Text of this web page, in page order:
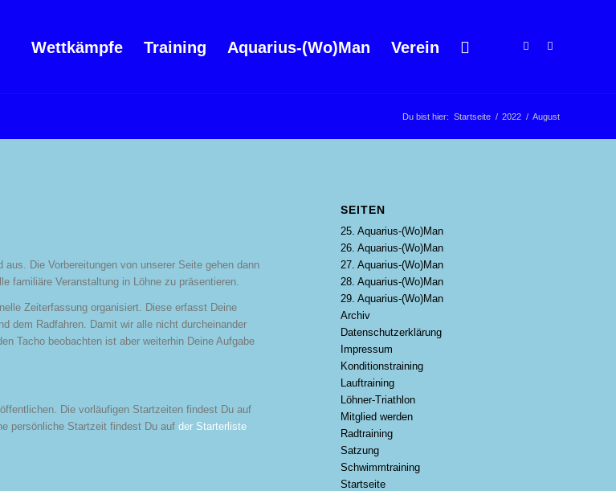
Wettkämpfe Training Aquarius-(Wo)Man Verein
Du bist hier: Startseite / 2022 / August
Die Vorbereitungen von unserer Seite gehen dann
familiäre Veranstaltung in Löhne zu präsentieren.
Zeiterfassung organisiert. Diese erfasst Deine
dem Radfahren. Damit wir alle nicht durcheinander
Tacho beobachten ist aber weiterhin Deine Aufgabe
Die vorläufigen Startzeiten findest Du auf
persönliche Startzeit findest Du auf der Starterliste
SEITEN
25. Aquarius-(Wo)Man
26. Aquarius-(Wo)Man
27. Aquarius-(Wo)Man
28. Aquarius-(Wo)Man
29. Aquarius-(Wo)Man
Archiv
Datenschutzerklärung
Impressum
Konditionstraining
Lauftraining
Löhner-Triathlon
Mitglied werden
Radtraining
Satzung
Schwimmtraining
Startseite